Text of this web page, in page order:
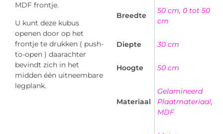
MDF frontje.
U kunt deze kubus
openen door op het
frontje te drukken ( push-
to-open ) daarachter
bevindt zich in het
midden één uitneembare
legplank.
Breedte
50 cm, 0 tot 50
cm
Diepte 30 cm
Hoogte 50 cm
Materiaal
Gelamineerd
Plaatmateriaal,
MDF